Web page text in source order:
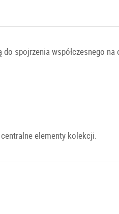
spojrzenia współczesnego
elementy kolekcji.